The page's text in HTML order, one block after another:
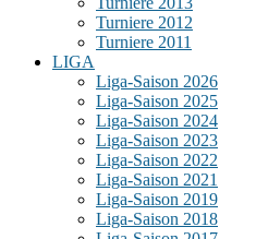
Turniere 2012
Turniere 2011
LIGA
Liga-Saison 2026
Liga-Saison 2025
Liga-Saison 2024
Liga-Saison 2023
Liga-Saison 2022
Liga-Saison 2021
Liga-Saison 2019
Liga-Saison 2018